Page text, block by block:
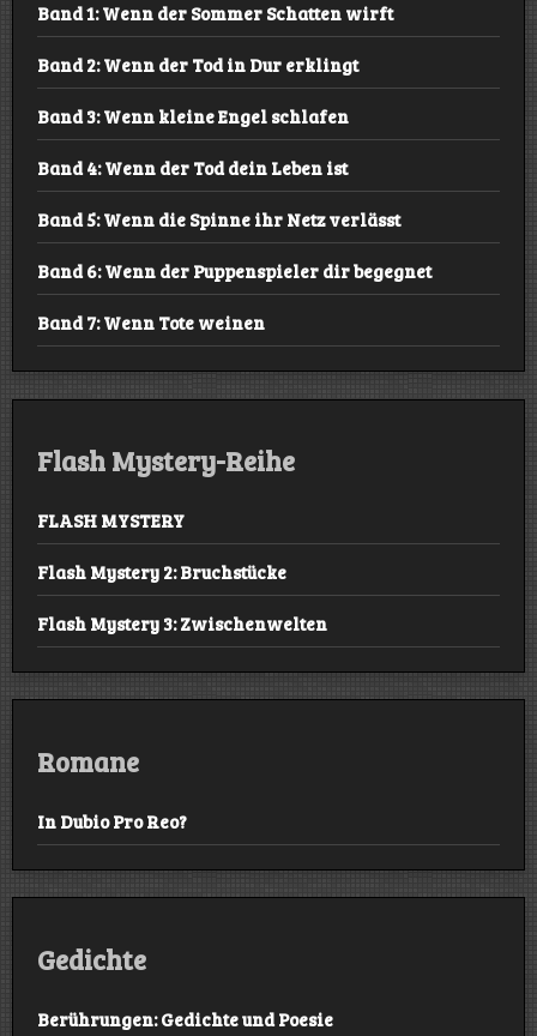
Band 1: Wenn der Sommer Schatten wirft
Band 2: Wenn der Tod in Dur erklingt
Band 3: Wenn kleine Engel schlafen
Band 4: Wenn der Tod dein Leben ist
Band 5: Wenn die Spinne ihr Netz verlässt
Band 6: Wenn der Puppenspieler dir begegnet
Band 7: Wenn Tote weinen
Flash Mystery-Reihe
FLASH MYSTERY
Flash Mystery 2: Bruchstücke
Flash Mystery 3: Zwischenwelten
Romane
In Dubio Pro Reo?
Gedichte
Berührungen: Gedichte und Poesie